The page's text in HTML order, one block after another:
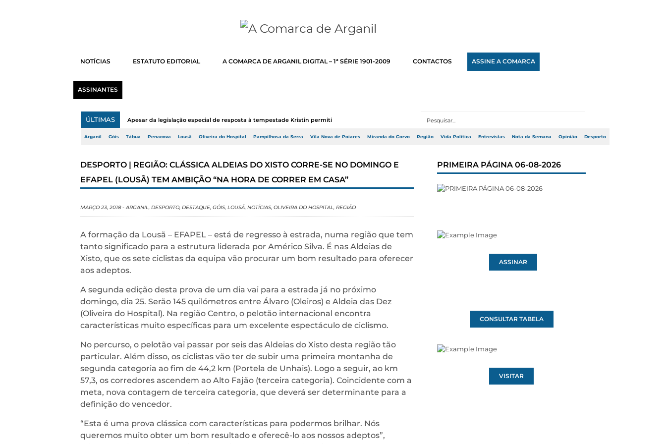
NOTÍCIAS ESTATUTO EDITORIAL A COMARCA DE ARGANIL DIGITAL – 1ª SÉRIE 1901-2009 CONTACTOS ASSINE A COMARCA
ASSINANTES
ÚLTIMAS Apesar da legislação especial de resposta à tempestade Kristin permitir a adj...
Arganil Góis Tábua Penacova Lousã Oliveira do Hospital Pampilhosa da Serra Vila Nova de Poiares Miranda do Corvo Região Vida Política Entrevistas Nota da Semana Opinião Desporto
DESPORTO | REGIÃO: CLÁSSICA ALDEIAS DO XISTO CORRE-SE NO DOMINGO E
EFAPEL (LOUSÃ) TEM AMBIÇÃO “NA HORA DE CORRER EM CASA”
MARÇO 23, 2018 -ARGANIL, DESPORTO, DESTAQUE, GÓIS, LOUSÃ, NOTÍCIAS, OLIVEIRA DO HOSPITAL, REGIÃO
A formação da Lousã – EFAPEL – está de regresso à estrada, numa região que tem
tanto significado para a estrutura liderada por Américo Silva. É nas Aldeias de
Xisto, que os sete ciclistas da equipa vão procurar um bom resultado para oferecer
aos adeptos.
A segunda edição desta prova de um dia vai para a estrada já no próximo
domingo, dia 25. Serão 145 quilómetros entre Álvaro (Oleiros) e Aldeia das Dez
(Oliveira do Hospital). Na região Centro, o pelotão internacional encontra
características muito específicas para um excelente espectáculo de ciclismo.
No percurso, o pelotão vai passar por seis das Aldeias do Xisto desta região tão
particular. Além disso, os ciclistas vão ter de subir uma primeira montanha de
segunda categoria ao fim de 44,2 km (Portela de Unhais). Logo a seguir, ao km
57,3, os corredores ascendem ao Alto Fajão (terceira categoria). Coincidente com a
meta, nova contagem de terceira categoria, que deverá ser determinante para a
definição do vencedor.
“Esta é uma prova clássica com características para podermos brilhar. Nós
queremos muito obter um bom resultado e oferecê-lo aos nossos adeptos”,
PRIMEIRA PÁGINA 06-08-2026
ASSINAR
CONSULTAR TABELA
VISITAR